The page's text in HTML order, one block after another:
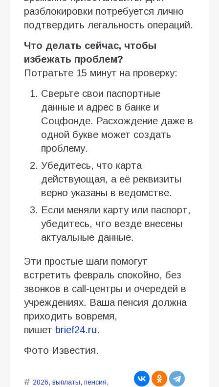
разблокировки потребуется лично
подтвердить легальность операций.
Что делать сейчас, чтобы
избежать проблем?
Потратьте 15 минут на проверку:
Сверьте свои паспортные
данные и адрес в банке и
Соцфонде. Расхождение даже в
одной букве может создать
проблему.
Убедитесь, что карта
действующая, а её реквизиты
верно указаны в ведомстве.
Если меняли карту или паспорт,
убедитесь, что везде внесены
актуальные данные.
Эти простые шаги помогут
встретить февраль спокойно, без
звонков в call-центры и очередей в
учреждениях. Ваша пенсия должна
приходить вовремя,
пишет brief24.ru.
Фото Известия.
2026, выплаты, пенсия,